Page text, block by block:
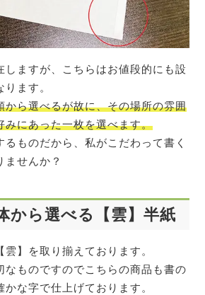
しますが、こちらはお値段的にも設
ます。
から選べるが故に、その場所の雰囲
みにあった一枚を選べます。
るものだから、私がこだわって書く
ませんか？
から選べる【雲】半紙
】を取り揃えております。
なものですのでこちらの商品も書の
な字で仕上げております。